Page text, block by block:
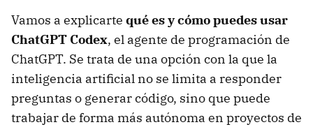
Vamos a explicarte qué es y cómo puedes usar
ChatGPT Codex, el agente de programación de
ChatGPT. Se trata de una opción con la que la
inteligencia artificial no se limita a responder
preguntas o generar código, sino que puede
trabajar de forma más autónoma en proyectos de